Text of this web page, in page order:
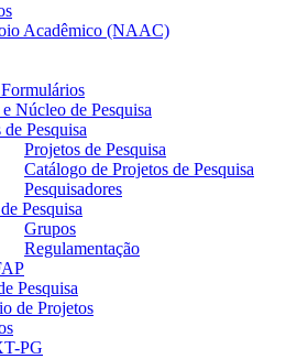
Acadêmico (NAAC)
Núcleo de Pesquisa
de Pesquisa
Projetos de Pesquisa
Catálogo de Projetos de Pesquisa
Pesquisadores
Pesquisa
Grupos
Regulamentação
Pesquisa
de Projetos
PG